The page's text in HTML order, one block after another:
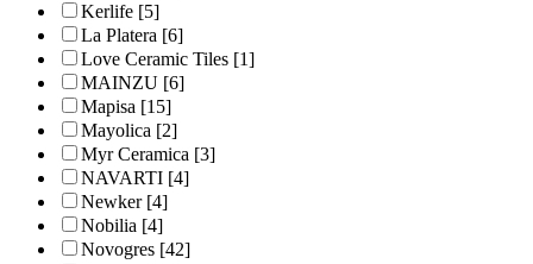
Kerlife [5]
La Platera [6]
Love Ceramic Tiles [1]
MAINZU [6]
Mapisa [15]
Mayolica [2]
Myr Ceramica [3]
NAVARTI [4]
Newker[4]
Nobilia [4]
Novogres [42]